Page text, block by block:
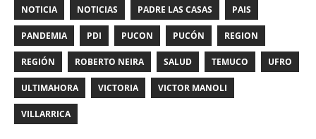
NOTICIA NOTICIAS PADRE LAS CASAS PAIS
PANDEMIA PDI PUCON PUCÓN REGION
REGIÓN ROBERTO NEIRA SALUD TEMUCO UFRO
ULTIMAHORA VICTORIA VICTOR MANOLI
VILLARRICA